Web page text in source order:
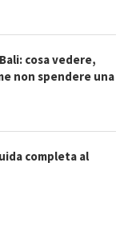
cosa vedere,
non spendere una
completa al